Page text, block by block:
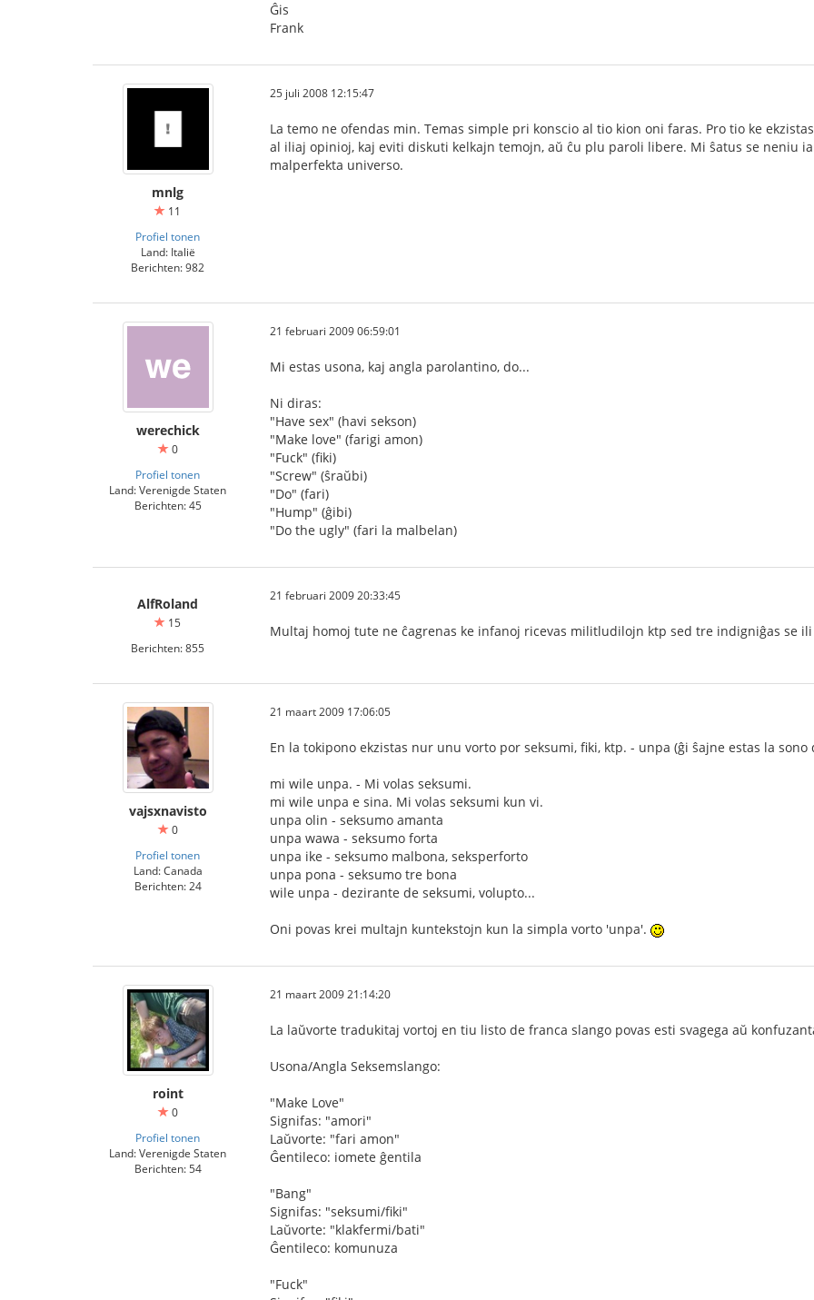
Ĝis
Frank
mnlg
11
Profiel tonen
Land: Italië
Berichten: 982
25 juli 2008 12:15:47
La temo ne ofendas min. Temas simple pri konscio al tio kion oni faras. Pro tio ke
al iliaj opinioj, kaj eviti diskuti kelkajn temojn, aŭ ĉu plu paroli libere. Mi ŝatus se neniu
malperfekta universo.
werechick
0
Profiel tonen
Land: Verenigde Staten
Berichten: 45
21 februari 2009 06:59:01
Mi estas usona, kaj angla parolantino, do...
Ni diras:
"Have sex" (havi sekson)
"Make love" (farigi amon)
"Fuck" (fiki)
"Screw" (ŝraŭbi)
"Do" (fari)
"Hump" (ĝibi)
"Do the ugly" (fari la malbelan)
AlfRoland
15
Berichten: 855
21 februari 2009 20:33:45
Multaj homoj tute ne ĉagrenas ke infanoj ricevas militludilojn ktp sed tre indigniĝas se ili
vajsxnavisto
0
Profiel tonen
Land: Canada
Berichten: 24
21 maart 2009 17:06:05
En la tokipono ekzistas nur unu vorto por seksumi, fiki, ktp. - unpa (ĝi ŝajne estas la
mi wile unpa. - Mi volas seksumi.
mi wile unpa e sina. Mi volas seksumi kun vi.
unpa olin - seksumo amanta
unpa wawa - seksumo forta
unpa ike - seksumo malbona, seksperforto
unpa pona - seksumo tre bona
wile unpa - dezirante de seksumi, volupto...
Oni povas krei multajn kuntekstojn kun la simpla vorto 'unpa'.
roint
0
Profiel tonen
Land: Verenigde Staten
Berichten: 54
21 maart 2009 21:14:20
La laŭvorte tradukitaj vortoj en tiu listo de franca slango povas esti svagega aŭ
Usona/Angla Seksemslango:
"Make Love"
Signifas: "amori"
Laŭvorte: "fari amon"
Ĝentileco: iomete ĝentila
"Bang"
Signifas: "seksumi/fiki"
Laŭvorte: "klakfermi/bati"
Ĝentileco: komunuza
"Fuck"